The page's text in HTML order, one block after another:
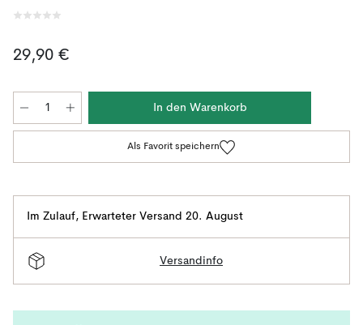
29,90 €
In den Warenkorb
Als Favorit speichern
Im Zulauf, Erwarteter Versand 20. August
Versandinfo